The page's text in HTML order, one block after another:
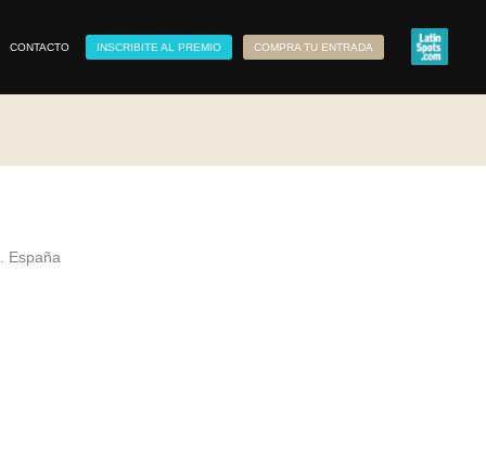
CONTACTO INSCRIBITE AL PREMIO COMPRA TU ENTRADA
España